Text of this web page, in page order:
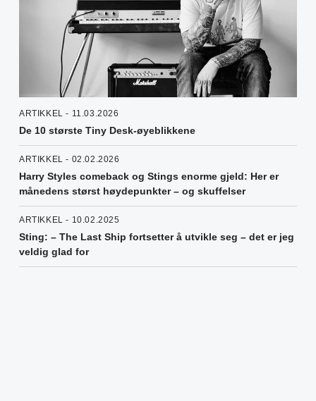
ARTIKKEL - 11.03.2026
De 10 største Tiny Desk-øyeblikkene
ARTIKKEL - 02.02.2026
Harry Styles comeback og Stings enorme gjeld: Her er
månedens størst høydepunkter – og skuffelser
ARTIKKEL - 10.02.2025
Sting: – The Last Ship fortsetter å utvikle seg – det er jeg
veldig glad for